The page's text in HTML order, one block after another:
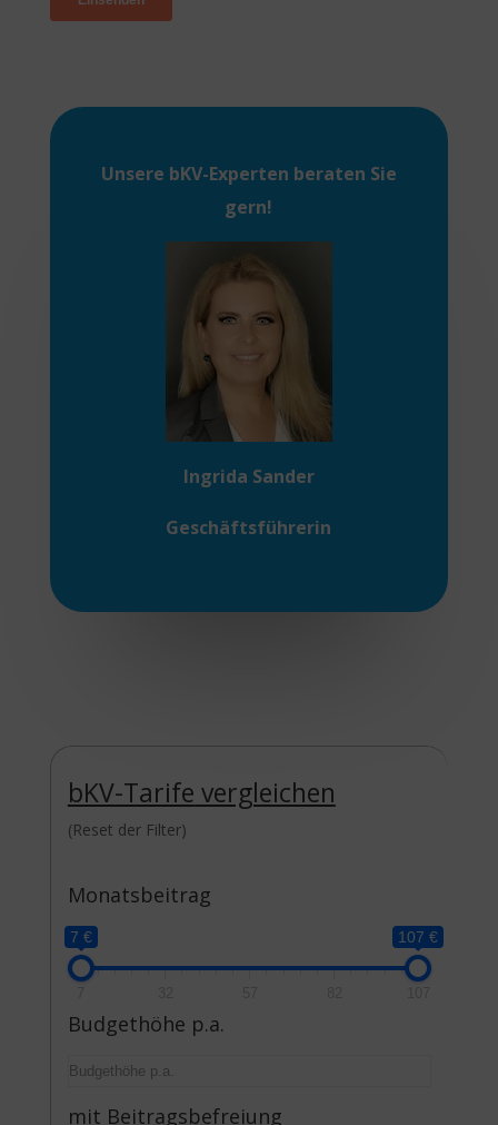
Unsere bKV-Experten beraten Sie
gern!
Ingrida Sander
Geschäftsführerin
bKV-Tarife vergleichen
(Reset der Filter)
Monatsbeitrag
7 € 107 €
Budgethöhe p.a.
mit Beitragsbefreiung